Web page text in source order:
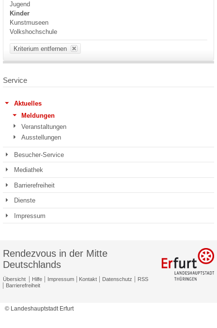
Jugend
Kinder
Kunstmuseen
Volkshochschule
Kriterium entfernen
Service
Aktuelles
Meldungen
Veranstaltungen
Ausstellungen
Besucher-Service
Mediathek
Barrierefreiheit
Dienste
Impressum
Rendezvous in der Mitte
Deutschlands
Übersicht Hilfe Impressum Kontakt Datenschutz
RSS
Barrierefreiheit
© Landeshauptstadt Erfurt